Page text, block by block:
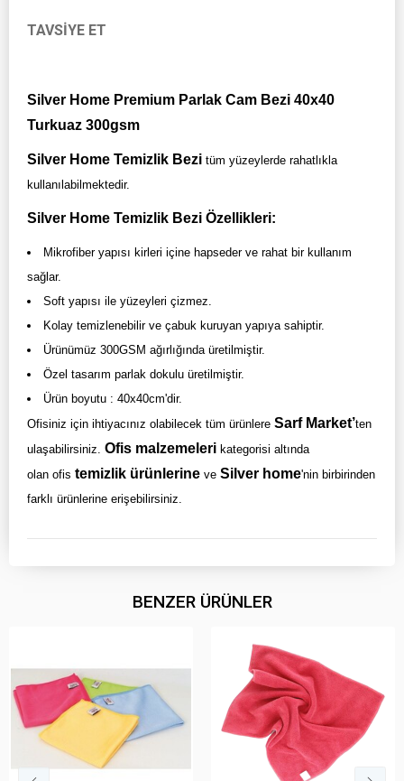
TAVSIYE ET
Silver Home Premium Parlak Cam Bezi 40x40
Turkuaz 300gsm
Silver Home Temizlik Bezi tüm yüzeylerde rahatlıkla
kullanılabilmektedir.
Silver Home Temizlik Bezi Özellikleri:
Mikrofiber yapısı kirleri içine hapseder ve rahat bir kullanım
sağlar.
Soft yapısı ile yüzeyleri çizmez.
Kolay temizlenebilir ve çabuk kuruyan yapıya sahiptir.
Ürünümüz 300GSM ağırlığında üretilmiştir.
Özel tasarım parlak dokulu üretilmiştir.
Ürün boyutu : 40x40cm'dir.
Ofisiniz için ihtiyacınız olabilecek tüm ürünlere Sarf Market’ten
ulaşabilirsiniz. Ofis malzemeleri kategorisi altında
olan ofis temizlik ürünlerine ve Silver home'nin birbirinden
farklı ürünlerine erişebilirsiniz.
BENZER ÜRÜNLER